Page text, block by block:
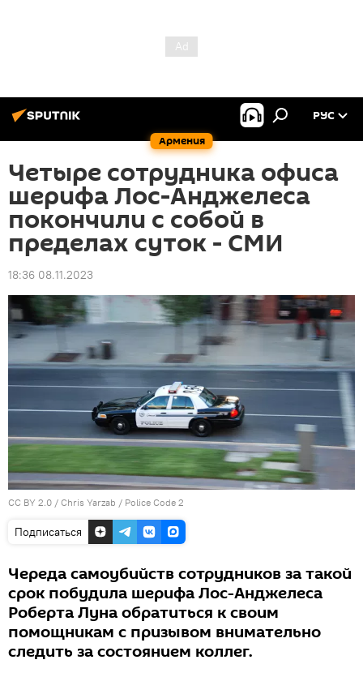
Армения
РУС
Четыре сотрудника офиса
шерифа Лос-Анджелеса
покончили с собой в
пределах суток - СМИ
18:36 08.11.2023
CC BY 2.0 / Chris Yarzab / Police Code 2
Подписаться
Череда самоубийств сотрудников за такой
срок побудила шерифа Лос-Анджелеса
Роберта Луна обратиться к своим
помощникам с призывом внимательно
следить за состоянием коллег.